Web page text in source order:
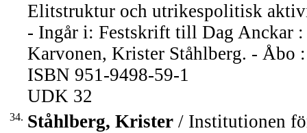
Elitstruktur och utrikespolitisk
- Ingår i: Festskrift till Dag Anckar
Karvonen, Krister Ståhlberg. - Åbo
ISBN 951-9498-59-1
UDK 32
34. Ståhlberg, Krister / Institutionen